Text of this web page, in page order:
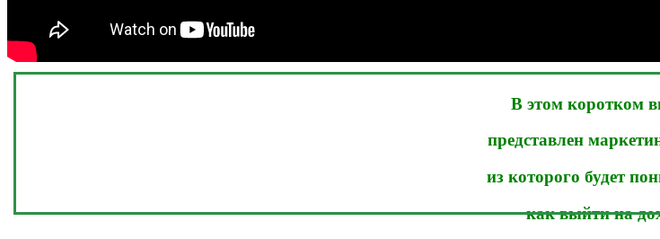
В этом коротком
представлен
из которого будет
как выйти на